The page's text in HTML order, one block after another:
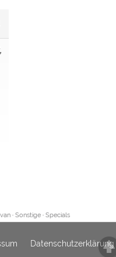
· Sonstige· Specials
Datenschutzerklärung